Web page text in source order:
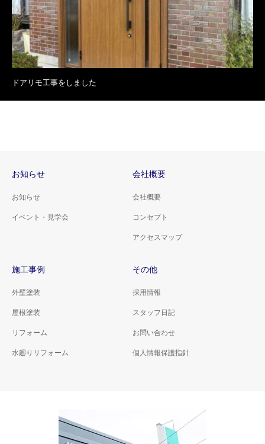
ドアリモ工事をしました
お知らせ
お知らせ
イベント・見学会
会社概要
会社概要
コンセプト
アクセスマップ
施工事例
外壁塗装
屋根塗装
リフォーム
水廻りリフォーム
その他
採用情報
スタッフ日記
お問い合わせ
個人情報保護指針